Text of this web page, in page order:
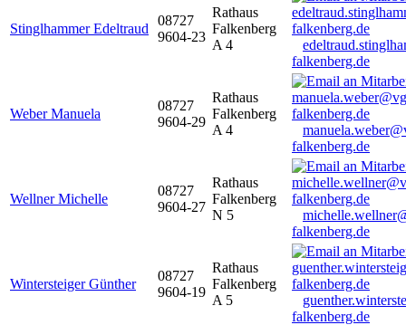
Stinglhammer Edeltraud
08727
9604-23
Rathaus
Falkenberg
A 4
falkenberg.de
Weber Manuela
08727
9604-29
Rathaus
Falkenberg
A 4
falkenberg.de
Wellner Michelle
08727
9604-27
Rathaus
Falkenberg
N 5
falkenberg.de
Wintersteiger Günther
08727
9604-19
Rathaus
Falkenberg
A 5
falkenberg.de